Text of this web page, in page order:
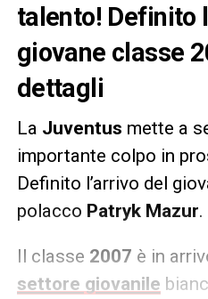
talento! Definito
giovane classe
dettagli
La Juventus mette a
importante colpo in
Definito l’arrivo del
polacco Patryk Mazur.
Il classe 2007 è in
settore giovanile